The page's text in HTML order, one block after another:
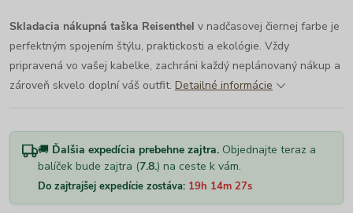
Skladacia nákupná taška Reisenthel v nadčasovej čiernej farbe je
perfektným spojením štýlu, praktickosti a ekológie. Vždy
pripravená vo vašej kabelke, zachráni každý neplánovaný nákup a
zároveň skvelo doplní váš outfit. Detailné informácie
🚚 Ďalšia expedícia prebehne zajtra. Objednajte teraz a
balíček bude zajtra (7.8.) na ceste k vám.
Do zajtrajšej expedície zostáva: 19h 14m 26s